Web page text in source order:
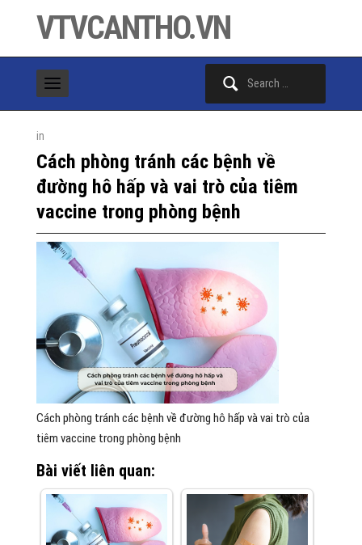
VTVCANTHO.VN
in
Cách phòng tránh các bệnh về
đường hô hấp và vai trò của tiêm
vaccine trong phòng bệnh
Cách phòng tránh các bệnh về đường hô hấp và vai trò của
tiêm vaccine trong phòng bệnh
Bài viết liên quan: